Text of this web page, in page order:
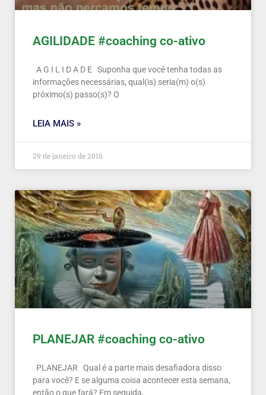
AGILIDADE #coaching co-ativo
A G I L I D A D E Suponha que você tenha todas as
informações necessárias, qual(is) seria(m) o(s)
próximo(s) passo(s)? O
LEIA MAIS »
29 de janeiro de 2016
PLANEJAR #coaching co-ativo
PLANEJAR Qual é a parte mais desafiadora disso
para você? E se alguma coisa acontecer esta semana,
então o que fará? Em seguida,